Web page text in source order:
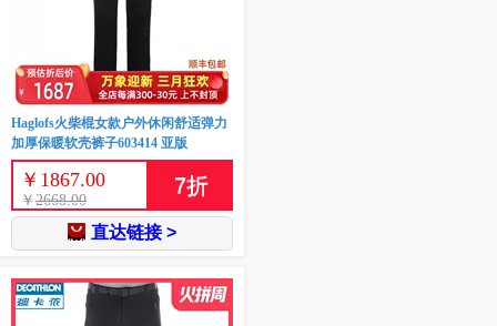
Haglofs火柴棍女款户外休闲舒适弹力
加厚保暖软壳裤子603414 亚版
￥ 1867.00
￥ 2668.00
7折
直达链接 >